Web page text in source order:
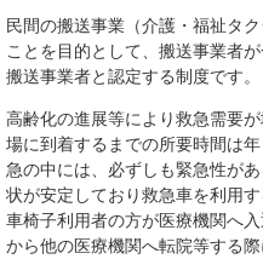
民間の搬送事業（介護・福祉タ
ことを目的として、搬送事業者
搬送事業者と認定する制度​です。
高齢化の進展等により救急需要
場に到着するまでの所要時間は
急の中には、必ずしも緊急性が
状が安定しており救急車を利用
車椅子利用者の方が医療機関へ
から他の医療機関へ転院等する